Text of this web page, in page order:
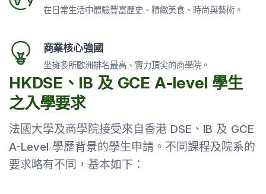
在日常生活中體驗豐富歷史、精緻美食、時尚與藝術。
商業核心強國
坐擁多所歐洲排名最高、實力頂尖的商學院。
HKDSE、IB 及 GCE A-level 學生
之入學要求
法國大學及商學院接受來自香港 DSE、IB 及 GCE
A-Level 學歷背景的學生申請。不同課程及院系的
要求略有不同，基本如下：